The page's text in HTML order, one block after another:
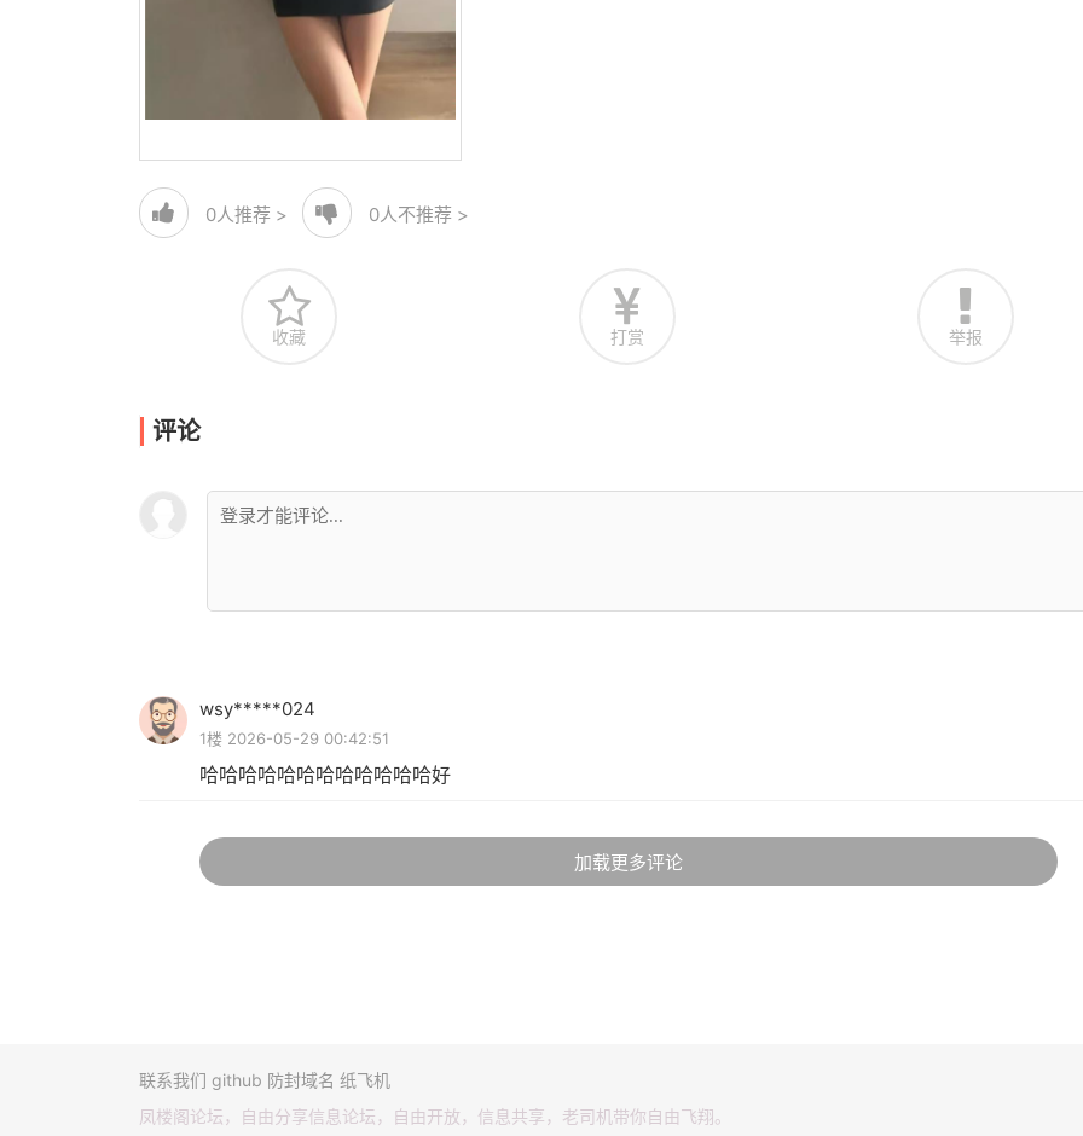
0人推荐 > 0人不推荐 >
收藏 打赏 举报
评论
wsy*****024
1楼 2026-05-29 00:42:51
哈哈哈哈哈哈哈哈哈哈哈哈好
加载更多评论
联系我们 github 防封域名 纸飞机
凤楼阁论坛，自由分享信息论坛，自由开放，信息共享，老司机带你自由飞翔。